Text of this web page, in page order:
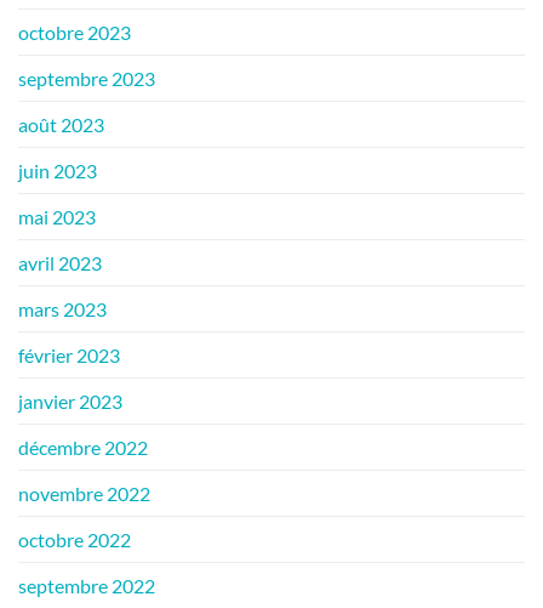
octobre 2023
septembre 2023
août 2023
juin 2023
mai 2023
avril 2023
mars 2023
février 2023
janvier 2023
décembre 2022
novembre 2022
octobre 2022
septembre 2022